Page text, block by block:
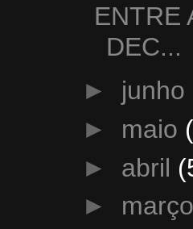
ENTRE
DEC...
► junho
► maio
► abril
► março